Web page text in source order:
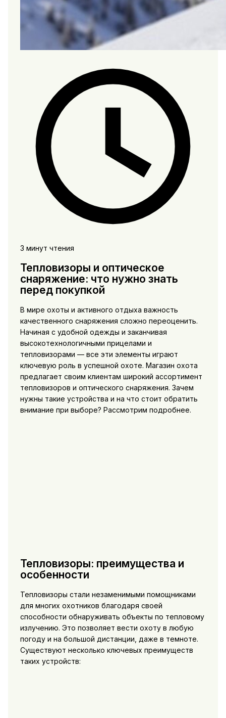
3 минут чтения
Тепловизоры и оптическое
снаряжение: что нужно знать
перед покупкой
В мире охоты и активного отдыха важность
качественного снаряжения сложно переоценить.
Начиная с удобной одежды и заканчивая
высокотехнологичными прицелами и
тепловизорами — все эти элементы играют
ключевую роль в успешной охоте. Магазин охота
предлагает своим клиентам широкий ассортимент
тепловизоров и оптического снаряжения. Зачем
нужны такие устройства и на что стоит обратить
внимание при выборе? Рассмотрим подробнее.
Тепловизоры: преимущества и
особенности
Тепловизоры стали незаменимыми помощниками
для многих охотников благодаря своей
способности обнаруживать объекты по тепловому
излучению. Это позволяет вести охоту в любую
погоду и на большой дистанции, даже в темноте.
Существуют несколько ключевых преимуществ
таких устройств: